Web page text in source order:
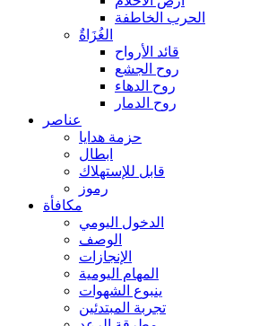
الحرب الخاطفة
الغُزَاةٌ
قائد الأرواح
روح الجشع
روح الدهاء
روح الدمار
عناصر
حزمة هدايا
ابطال
قابل للإستهلاك
رموز
مكافأة
الدخول اليومي
الوصف
الإنجازات
المهام اليومية
ينبوع الشهوات
تجربة المبتدئين